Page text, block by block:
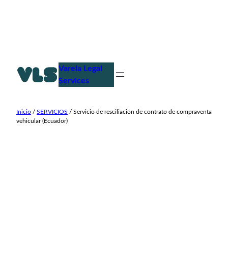
contenido
Varela Legal
Services
Inicio / SERVICIOS / Servicio de resciliación de contrato de compraventa
vehicular (Ecuador)